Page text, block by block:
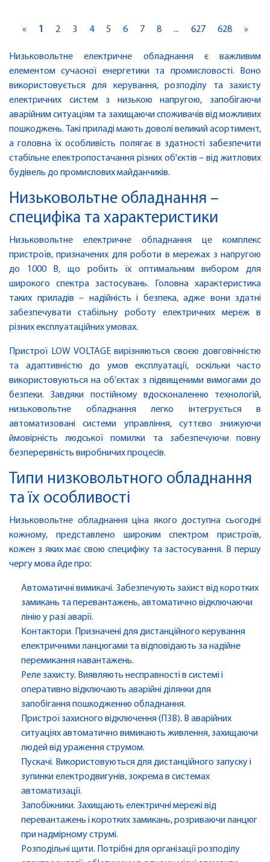
« 1 2 3 4 5 6 7 8 ... 627 628 »
Низьковольтне електричне обладнання є важливим
елементом сучасної енергетики та промисловості. Воно
використовується для керування, розподілу та захисту
електричних систем з низькою напругою, запобігаючи
аварійним ситуаціям та захищаючи споживачів від можливих
пошкоджень. Такі приладі мають доволі великий асортимент,
а головна їх особливість полягає в здатності забезпечити
стабільне електропостачання різних об'єктів – від житлових
будівель до промислових майданчиків.
Низьковольтне обладнання –
специфіка та характеристики
Низьковольтне електричне обладнання це комплекс
пристроїв, призначених для роботи в мережах з напругою
до 1000 В, що робить їх оптимальним вибором для
широкого спектра застосувань. Головна характеристика
таких приладів – надійність і безпека, адже вони здатні
забезпечувати стабільну роботу електричних мереж в
різних експлуатаційних умовах.
Пристрої LOW VOLTAGE вирізняються своєю довговічністю
та адаптивністю до умов експлуатації, оскільки часто
використовуються на об’єктах з підвищеними вимогами до
безпеки. Завдяки постійному вдосконаленню технологій,
низьковольтне обладнання легко інтегрується в
автоматизовані системи управління, суттєво знижуючи
ймовірність людської помилки та забезпечуючи повну
безперервність виробничих процесів.
Типи низковольтного обладнання
та їх особливості
Низьковольтне обладнання ціна якого доступна сьогодні
кожному, представлено широким спектром пристроїв,
кожен з яких має свою специфіку та застосування. В першу
чергу мова йде про:
Автоматичні вимикачі. Забезпечують захист від коротких
замикань та перевантажень, автоматично відключаючи
лінію у разі аварії.
Контактори. Призначені для дистанційного керування
електричними ланцюгами та відповідають за надійне
перемикання навантажень.
Реле захисту. Виявляють несправності в системі і
оперативно відключають аварійні ділянки для
запобігання пошкодженню обладнання.
Пристрої захисного відключення (ПЗВ). В аварійних
ситуаціях автоматично вимикають живлення, захищаючи
людей від ураження струмом.
Пускачі. Використовуються для дистанційного запуску і
зупинки електродвигунів, зокрема в системах
автоматизації.
Запобіжники. Захищають електричні мережі від
перевантажень і коротких замикань, розриваючи ланцюг
при надмірному струмі.
Розподільні щити. Потрібні для організації розподілу